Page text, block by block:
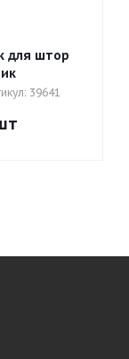
для штор
39641